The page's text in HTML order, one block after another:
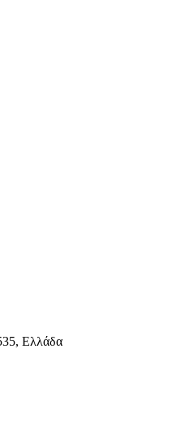
Ελλάδα